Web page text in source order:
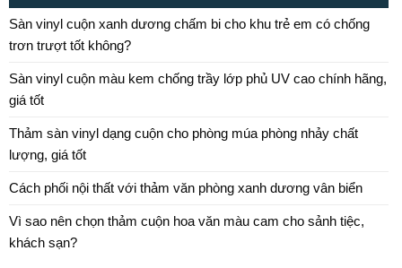
Sàn vinyl cuộn xanh dương chấm bi cho khu trẻ em có chống
trơn trượt tốt không?
Sàn vinyl cuộn màu kem chống trầy lớp phủ UV cao chính hãng,
giá tốt
Thảm sàn vinyl dạng cuộn cho phòng múa phòng nhảy chất
lượng, giá tốt
Cách phối nội thất với thảm văn phòng xanh dương vân biển
Vì sao nên chọn thảm cuộn hoa văn màu cam cho sảnh tiệc,
khách sạn?